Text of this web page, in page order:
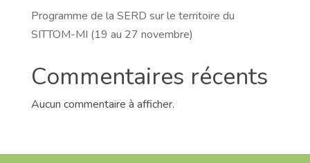
Programme de la SERD sur le territoire du
SITTOM-MI (19 au 27 novembre)
Commentaires récents
Aucun commentaire à afficher.